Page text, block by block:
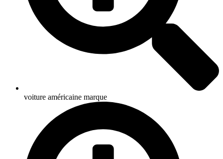
voiture américaine marque